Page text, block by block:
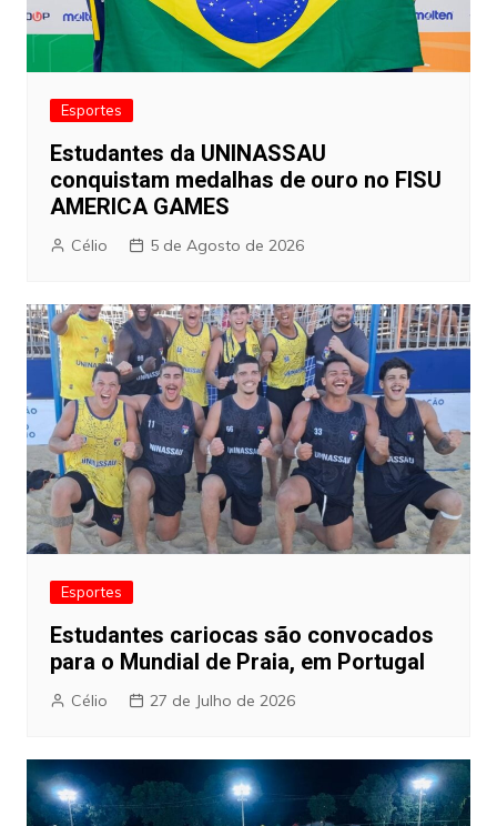
Esportes
Estudantes da UNINASSAU
conquistam medalhas de ouro no FISU
AMERICA GAMES
Célio 5 de Agosto de 2026
Esportes
Estudantes cariocas são convocados
para o Mundial de Praia, em Portugal
Célio 27 de Julho de 2026